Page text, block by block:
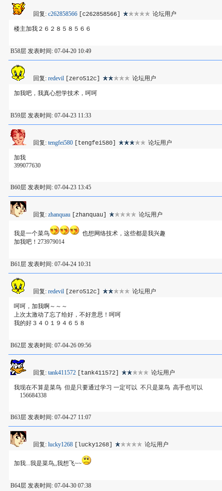
回复: c262858566 [c262858566] 论坛用户
楼主加我２６２８５８５６６
B58层 发表时间: 07-04-20 10:49
回复: redevil [zero512c] 论坛用户
加我吧，我真心想学技术，呵呵
B59层 发表时间: 07-04-23 11:33
回复: tengfei580 [tengfei580] 论坛用户
加我
399077630
B60层 发表时间: 07-04-23 13:45
回复: zhanquau [zhanquau] 论坛用户
我是一个菜鸟
也想网络技术，这些都是我兴趣
加我吧！273979014
B61层 发表时间: 07-04-24 10:31
回复: redevil [zero512c] 论坛用户
呵呵，加我啊～～～
上次太激动了忘了给好，不好意思！呵呵
我的好３４０１９４６５８
B62层 发表时间: 07-04-26 09:56
回复: tank411572 [tank411572] 论坛用户
我现在不算是菜鸟 但是只要通过学习 一定可以 不只是菜鸟 高手也可以
156684338
B63层 发表时间: 07-04-27 11:07
回复: lucky1268 [lucky1268] 论坛用户
加我...我是菜鸟,,我想飞~~
B64层 发表时间: 07-04-30 07:38